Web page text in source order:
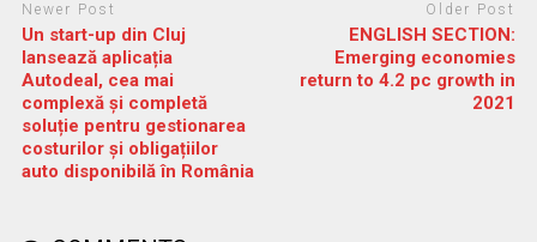
Newer Post
Un start-up din Cluj
lansează aplicația
Autodeal, cea mai
complexă și completă
soluție pentru gestionarea
costurilor și obligațiilor
auto disponibilă în România
Older Post
ENGLISH SECTION:
Emerging economies
return to 4.2 pc growth in
2021